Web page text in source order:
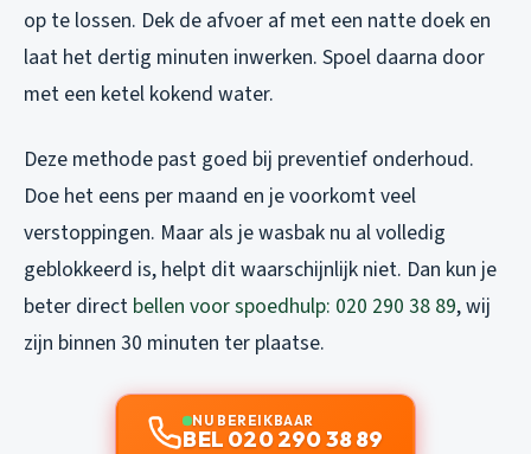
op te lossen. Dek de afvoer af met een natte doek en
laat het dertig minuten inwerken. Spoel daarna door
met een ketel kokend water.
Deze methode past goed bij preventief onderhoud.
Doe het eens per maand en je voorkomt veel
verstoppingen. Maar als je wasbak nu al volledig
geblokkeerd is, helpt dit waarschijnlijk niet. Dan kun je
beter direct bellen voor spoedhulp: 020 290 38 89, wij
zijn binnen 30 minuten ter plaatse.
NU BEREIKBAAR
BEL 020 290 38 89